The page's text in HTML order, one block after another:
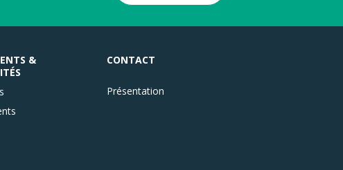
&
CONTACT
Présentation